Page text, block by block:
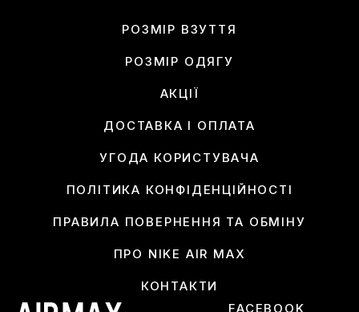
РОЗМІР ВЗУТТЯ
РОЗМІР ОДЯГУ
АКЦІЇ
ДОСТАВКА І ОПЛАТА
УГОДА КОРИСТУВАЧА
ПОЛІТИКА КОНФІДЕНЦІЙНОСТІ
ПРАВИЛА ПОВЕРНЕННЯ ТА ОБМІНУ
ПРО NIKE AIR MAX
КОНТАКТИ
FACEBOOK